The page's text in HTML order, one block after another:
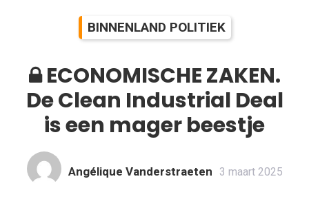
BINNENLAND POLITIEK
ECONOMISCHE ZAKEN.
De Clean Industrial Deal
is een mager beestje
Angélique Vanderstraeten 3 maart 2025